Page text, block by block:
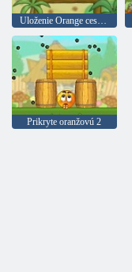
Uloženie Orange cesta. piráti
Prikryte oranžovú 2